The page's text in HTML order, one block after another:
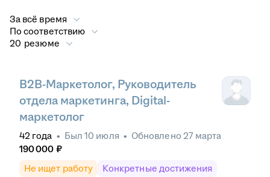
За всё время
По соответствию
20 резюме
B2B-Маркетолог, Руководитель
отдела маркетинга, Digital-
маркетолог
42 года • Был 10 июля • Обновлено 27 марта
190 000 ₽
Не ищет работу
Конкретные достижения